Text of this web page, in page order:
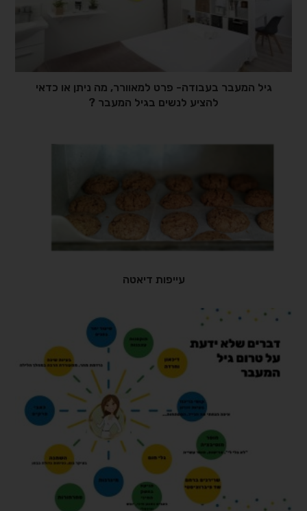
גיל המעבר בעבודה- פרט למאוורר, מה ניתן או כדאי
להציע לנשים בגיל המעבר ?
עייפות דיאטה